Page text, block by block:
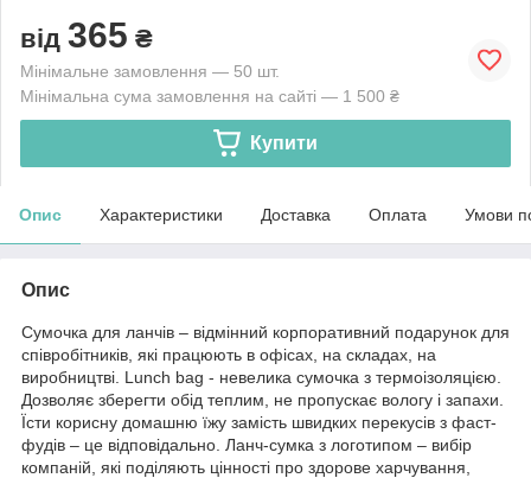
від 365 ₴
Мінімальне замовлення — 50 шт.
Мінімальна сума замовлення на сайті — 1 500 ₴
Купити
Опис Характеристики Доставка Оплата Умови
Опис
Сумочка для ланчів – відмінний корпоративний подарунок для
співробітників, які працюють в офісах, на складах, на
виробництві. Lunch bag - невелика сумочка з термоізоляцією.
Дозволяє зберегти обід теплим, не пропускає вологу і запахи.
Їсти корисну домашню їжу замість швидких перекусів з фаст-
фудів – це відповідально. Ланч-сумка з логотипом – вибір
компаній, які поділяють цінності про здорове харчування,